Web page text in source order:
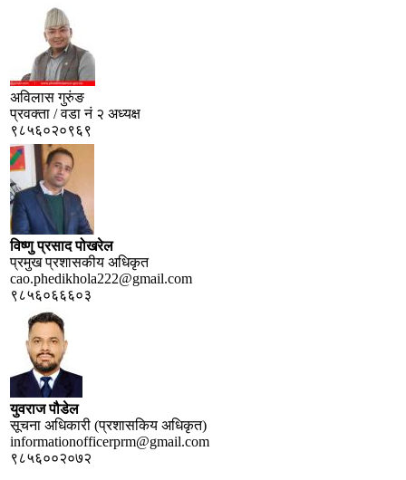
अविलास गुरुंङ
प्रवक्ता / वडा नं २ अध्यक्ष
९८५६०२०९६९
विष्णु प्रसाद पोखरेल
प्रमुख प्रशासकीय अधिकृत
cao.phedikhola222@gmail.com
९८५६०६६६०३
युवराज पौडेल
सूचना अधिकारी (प्रशासकिय अधिकृत)
informationofficerprm@gmail.com
९८५६००२०७२